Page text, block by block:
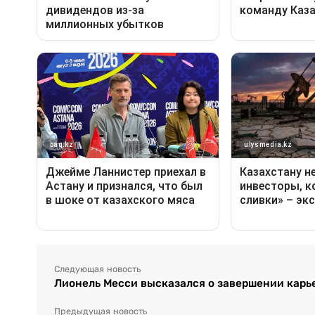
Следующая новость
Лионель Месси высказался о завершении
Предыдущая новость